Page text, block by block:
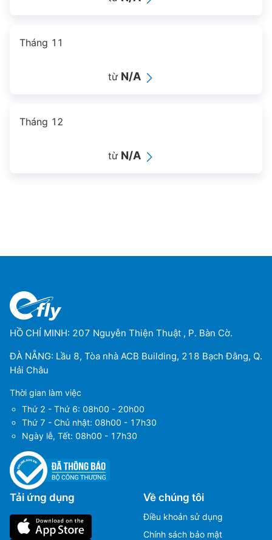
Tháng 11
từ N/A
Tháng 12
từ N/A
HỒ CHÍ MINH: 207 Nguyễn Thiện Thuật , P. Bàn Cờ.
ĐÀ NẴNG: Lầu 8, Tòa nhà ACB Building, 218 Bạch Đằng, Q.
Hải Châu
Thời gian làm việc
Thứ 2 - Thứ 6: 08h00 - 20h00
Thứ 7 - Chủ nhật: 08h00 - 17h30
Ngày lễ, Tết: 08h00 - 17h30
Tải ứng dụng Về chúng tôi
Điều khoản sử dụng
Chính sách bảo mật